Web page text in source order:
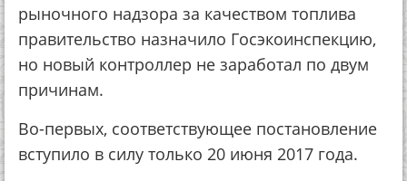
рыночного надзора за качеством топлива
правительство назначило Госэкоинспекцию,
но новый контроллер не заработал по двум
причинам.
Во-первых, соответствующее постановление
вступило в силу только 20 июня 2017 года.